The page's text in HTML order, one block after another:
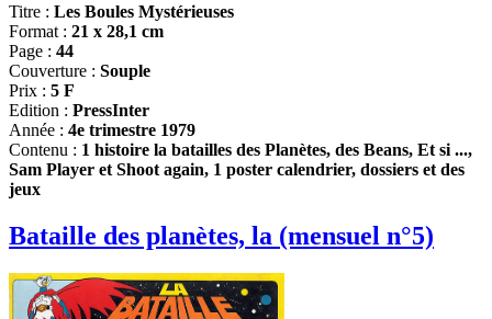
Titre : Les Boules Mystérieuses
Format : 21 x 28,1 cm
Page : 44
Couverture : Souple
Prix : 5 F
Edition : PressInter
Année : 4e trimestre 1979
Contenu : 1 histoire la batailles des Planètes, des Beans, Et si ...,
Sam Player et Shoot again, 1 poster calendrier, dossiers et des
jeux
Bataille des planètes, la (mensuel n°5)